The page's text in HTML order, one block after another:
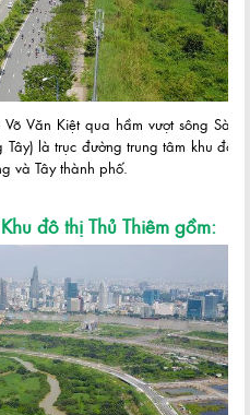
Văn Kiệt qua hầm vượt sông Sài
là trục đường trung tâm khu đô
và Tây thành phố.
đô thị Thủ Thiêm gồm: